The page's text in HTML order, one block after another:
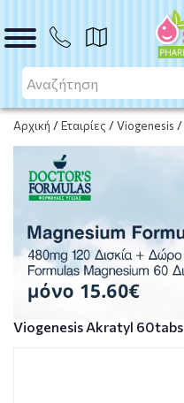
Αρχική /Εταιρίες /Viogenesis /
Το προϊόν εξαντλήθηκε
Viogenesis Akratyl 60tabs